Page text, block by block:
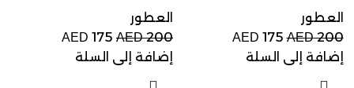
العطور
AED200
AED 175
إضافة إلى السلة
العطور
AED200
AED 175
إضافة إلى السلة